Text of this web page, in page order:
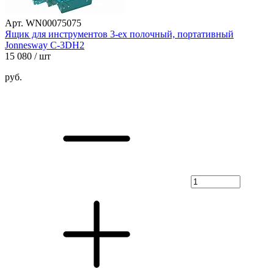
Арт. WN00075075
Ящик для инструментов 3-ех полочный, портативный
Jonnesway C-3DH2
15 080 / шт
руб.